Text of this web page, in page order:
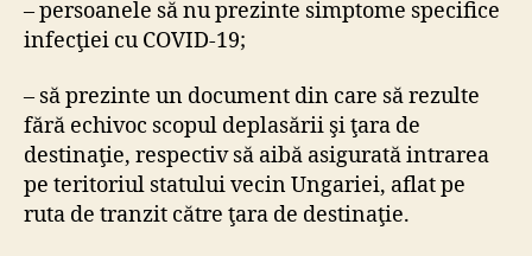
– persoanele să nu prezinte simptome specifice
infecţiei cu COVID-19;
– să prezinte un document din care să rezulte
fără echivoc scopul deplasării şi ţara de
destinaţie, respectiv să aibă asigurată intrarea
pe teritoriul statului vecin Ungariei, aflat pe
ruta de tranzit către ţara de destinaţie.